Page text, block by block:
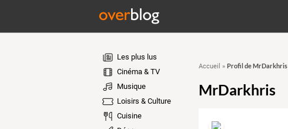
Les plus lus
Cinéma & TV
Musique
Loisirs & Culture
Cuisine
Accueil » Profil de MrDarkhris
MrDarkhris